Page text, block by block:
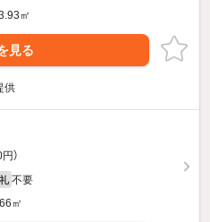
㎡
見る
供
）
礼 不要
㎡